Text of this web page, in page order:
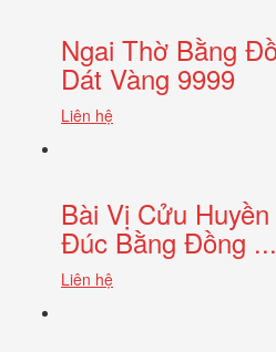
Ngai Thờ Bằng
Dát Vàng 9999
Liên hệ
Bài Vị Cửu
Đúc Bằng Đồng ...
Liên hệ